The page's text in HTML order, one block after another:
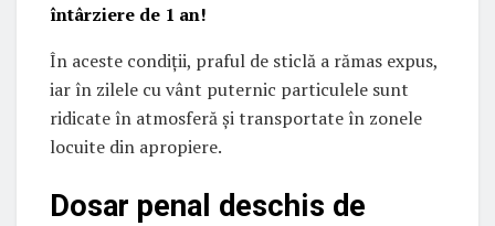
întârziere de 1 an!
În aceste condiții, praful de sticlă a rămas expus,
iar în zilele cu vânt puternic particulele sunt
ridicate în atmosferă și transportate în zonele
locuite din apropiere.
Dosar penal deschis de